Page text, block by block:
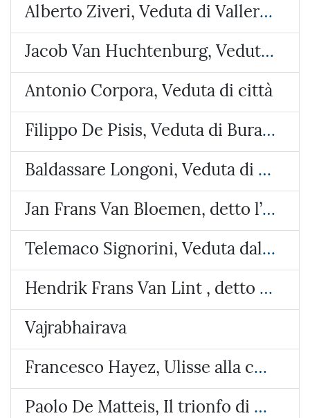
Alberto Ziveri, Veduta di Vallerano
Jacob Van Huchtenburg, Veduta di Piazza Colonna
Antonio Corpora, Veduta di città
Filippo De Pisis, Veduta di Burano
Baldassare Longoni, Veduta di Arosio (Brianza)
Jan Frans Van Bloemen, detto l’Orizzonte, Veduta del castello di Lunghezza
Telemaco Signorini, Veduta dalla costa di Riomaggiore
Hendrik Frans Van Lint , detto lo Studio, Veduta con due paesi e un tempietto circolare
Vajrabhairava
Francesco Hayez, Ulisse alla corte di Alcinoo re dei Feaci
Paolo De Matteis, Il trionfo di Galatea